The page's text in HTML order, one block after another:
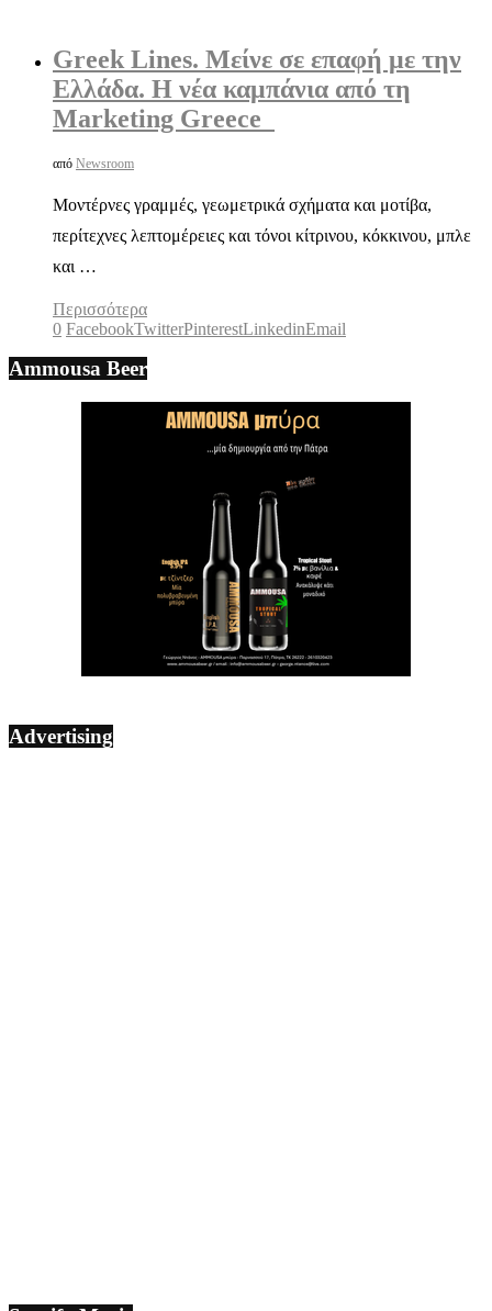
Greek Lines. Μείνε σε επαφή με την
Ελλάδα. Η νέα καμπάνια από τη
Marketing Greece
από Newsroom
Μοντέρνες γραμμές, γεωμετρικά σχήματα και μοτίβα,
περίτεχνες λεπτομέρειες και τόνοι κίτρινου, κόκκινου, μπλε
και …
Περισσότερα
0 FacebookTwitterPinterestLinkedinEmail
Ammousa Beer
Advertising